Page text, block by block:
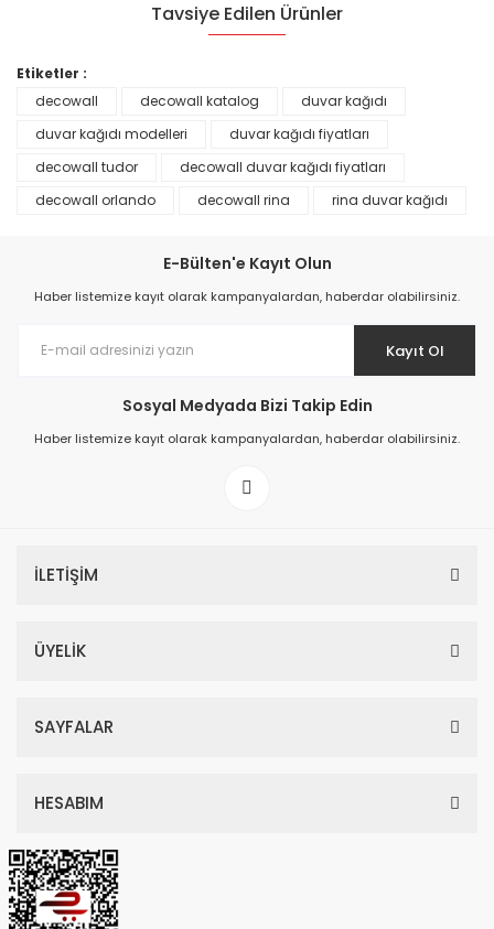
Tavsiye Edilen Ürünler
Prime ArtDECO Duvar Kağıdı Tutkalı 500 gr
199,00 TL
Etiketler :
decowall
decowall katalog
duvar kağıdı
duvar kağıdı modelleri
duvar kağıdı fiyatları
decowall tudor
decowall duvar kağıdı fiyatları
decowall orlando
decowall rina rina duvar kağıdı
E-Bülten'e Kayıt Olun
Haber listemize kayıt olarak kampanyalardan, haberdar olabilirsiniz.
Kayıt Ol
Sosyal Medyada Bizi Takip Edin
Haber listemize kayıt olarak kampanyalardan, haberdar olabilirsiniz.
İLETİŞİM
ÜYELİK
SAYFALAR
HESABIM